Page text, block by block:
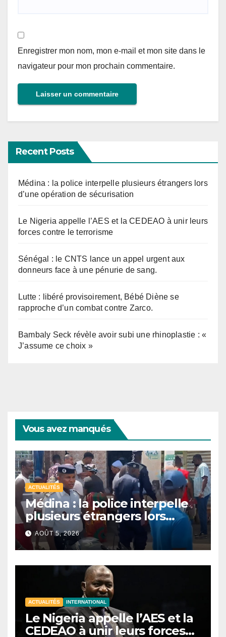
Enregistrer mon nom, mon e-mail et mon site dans le
navigateur pour mon prochain commentaire.
Recent Posts
Médina : la police interpelle plusieurs étrangers lors
d’une opération de sécurisation
Le Nigeria appelle l’AES et la CEDEAO à unir leurs
forces contre le terrorisme
Sénégal : le CNTS lance un appel urgent aux
donneurs face à une pénurie de sang.
Lutte : libéré provisoirement, Bébé Diène se
rapproche d’un combat contre Zarco.
Bambaly Seck révèle avoir subi une rhinoplastie : «
J’assume ce choix »
Vous avez manqués
ACTUALITÉS
Médina : la police interpelle
plusieurs étrangers lors
d’une opération de
sécurisation
AOÛT 5, 2026
ACTUALITÉS INTERNATIONAL
Le Nigeria appelle l’AES et la
CEDEAO à unir leurs forces